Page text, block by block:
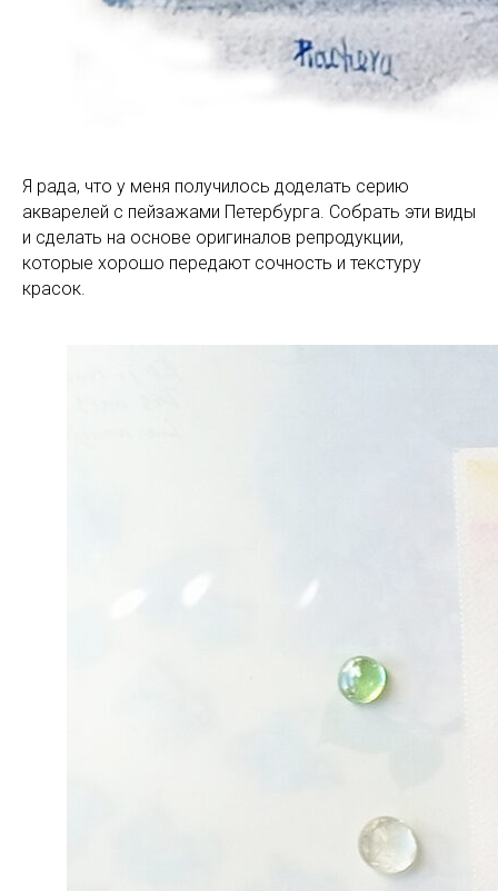
Я рада, что у меня получилось доделать серию
акварелей с пейзажами Петербурга. Собрать эти виды
и сделать на основе оригиналов репродукции,
которые хорошо передают сочность и текстуру
красок.